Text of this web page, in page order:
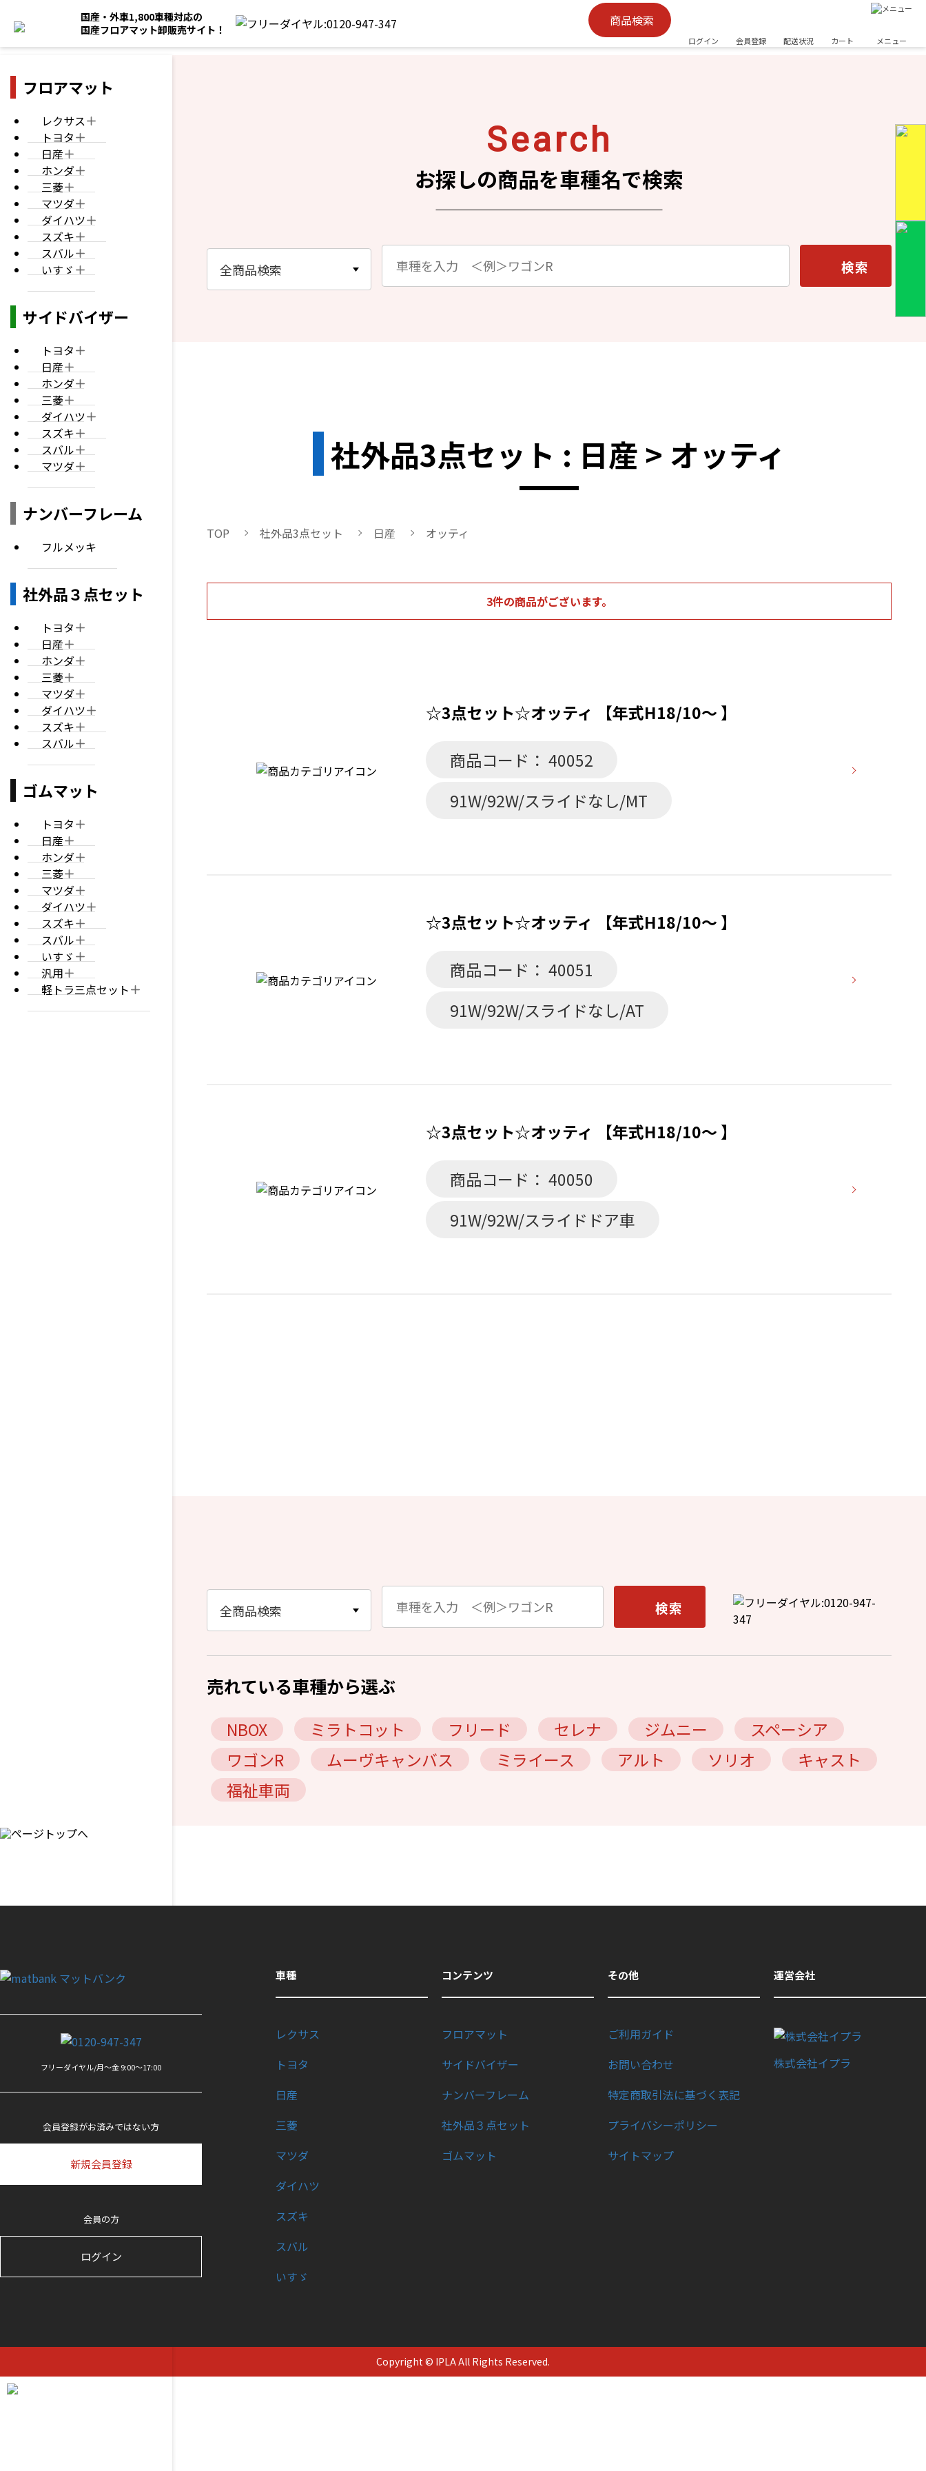
国産・外車1,800車種対応の
国産フロアマット卸販売サイト！
商品検索
ログイン 会員登録 配送状況 カート メニュー
フロアマット
レクサス
トヨタ
日産
ホンダ
三菱
マツダ
ダイハツ
スズキ
スバル
いすゞ
サイドバイザー
トヨタ
日産
ホンダ
三菱
ダイハツ
スズキ
スバル
マツダ
ナンバーフレーム
フルメッキ
社外品３点セット
トヨタ
日産
ホンダ
三菱
マツダ
ダイハツ
スズキ
スバル
ゴムマット
トヨタ
日産
ホンダ
三菱
マツダ
ダイハツ
スズキ
スバル
いすゞ
汎用
軽トラ三点セット
Search
お探しの商品を車種名で検索
社外品3点セット : 日産 > オッティ
TOP 社外品3点セット 日産 オッティ
3件の商品がございます。
☆3点セット☆オッティ 【年式H18/10～ 】
商品コード： 40052
91W/92W/スライドなし/MT
☆3点セット☆オッティ 【年式H18/10～ 】
商品コード： 40051
91W/92W/スライドなし/AT
☆3点セット☆オッティ 【年式H18/10～ 】
商品コード： 40050
91W/92W/スライドドア車
売れている車種から選ぶ
NBOX ミラトコット フリード セレナ ジムニー
スペーシア
ワゴンR
ムーヴキャンバス ミライース アルト ソリオ
キャスト
福祉車両
フリーダイヤル/月〜金 9:00〜17:00
会員登録がお済みではない方
新規会員登録
会員の方
ログイン
車種
レクサス
トヨタ
日産
三菱
マツダ
ダイハツ
スズキ
スバル
いすゞ
コンテンツ
フロアマット
サイドバイザー
ナンバーフレーム
社外品３点セット
ゴムマット
その他
ご利用ガイド
お問い合わせ
特定商取引法に基づく表記
プライバシーポリシー
サイトマップ
運営会社
株式会社イプラ
Copyright © IPLA All Rights Reserved.